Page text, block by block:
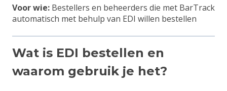
Voor wie: Bestellers en beheerders die met BarTrack
automatisch met behulp van EDI willen bestellen
Wat is EDI bestellen en
waarom gebruik je het?